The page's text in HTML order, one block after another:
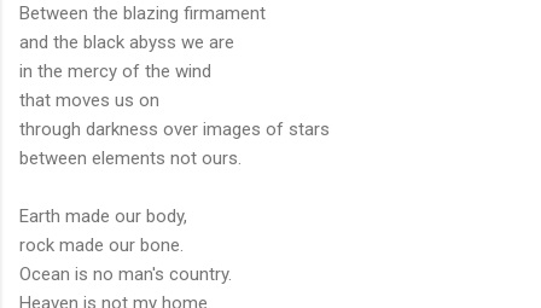
Between the blazing firmament
and the black abyss we are
in the mercy of the wind
that moves us on
through darkness over images of stars
between elements not ours.
Earth made our body,
rock made our bone.
Ocean is no man's country.
Heaven is not my home.